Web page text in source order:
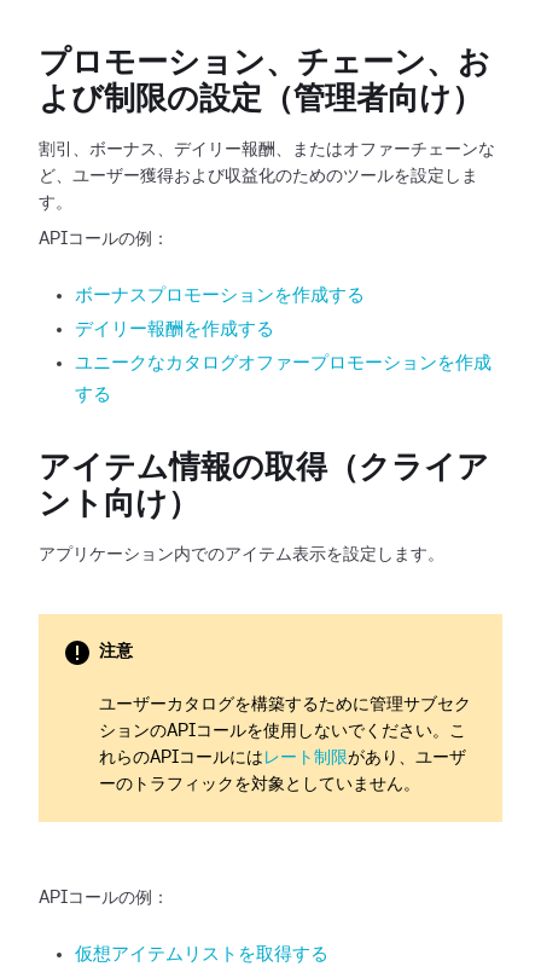
プロモーション、チェーン、お
よび制限の設定（管理者向け）
割引、ボーナス、デイリー報酬、またはオファーチェーンな
ど、ユーザー獲得および収益化のためのツールを設定しま
す。
APIコールの例：
ボーナスプロモーションを作成する
デイリー報酬を作成する
ユニークなカタログオファープロモーションを作成
する
アイテム情報の取得（クライア
ント向け）
アプリケーション内でのアイテム表示を設定します。
注意
ユーザーカタログを構築するために管理サブセク
ションのAPIコールを使用しないでください。こ
れらのAPIコールには レート制限があり、ユーザ
ーのトラフィックを対象としていません。
APIコールの例：
仮想アイテムリストを取得する